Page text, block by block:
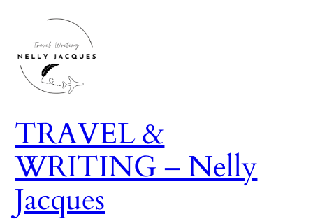
contenu
TRAVEL &
WRITING – Nelly
Jacques